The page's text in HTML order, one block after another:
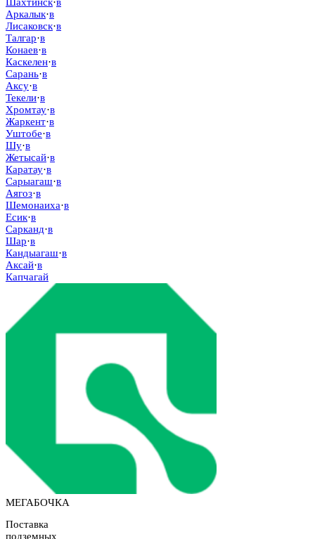
Аркалык·в
Лисаковск·в
Талгар·в
Конаев·в
Каскелен·в
Сарань·в
Аксу·в
Текели·в
Хромтау·в
Жаркент·в
Уштобе·в
Шу·в
Жетысай·в
Каратау·в
Сарыагаш·в
Аягоз·в
Шемонаиха·в
Есик·в
Сарканд·в
Шар·в
Кандыагаш·в
Аксай·в
Капчагай
МЕГАБОЧКА
Поставка
подземных